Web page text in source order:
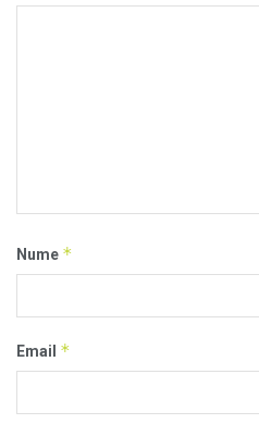
Nume *
Email *